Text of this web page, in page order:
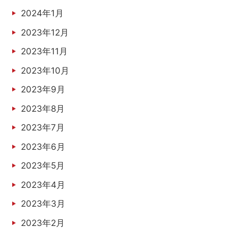
2024年1月
2023年12月
2023年11月
2023年10月
2023年9月
2023年8月
2023年7月
2023年6月
2023年5月
2023年4月
2023年3月
2023年2月